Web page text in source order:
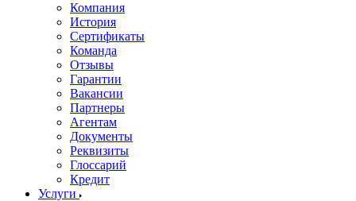
Компания
История
Сертификаты
Команда
Отзывы
Гарантии
Вакансии
Партнеры
Агентам
Документы
Реквизиты
Глоссарий
Кредит
Услуги